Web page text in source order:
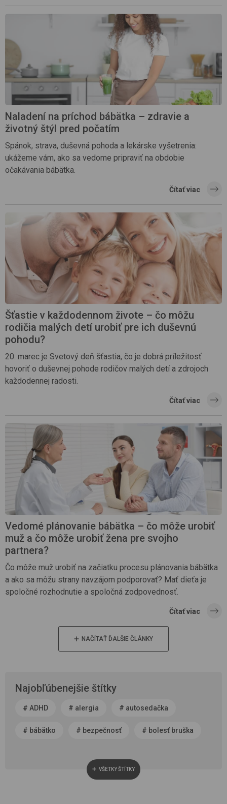
Naladení na príchod bábätka – zdravie a
životný štýl pred počatím
Spánok, strava, duševná pohoda a lekárske vyšetrenia:
ukážeme vám, ako sa vedome pripraviť na obdobie
očakávania bábätka.
Čítať viac
Šťastie v každodennom živote – čo môžu
rodičia malých detí urobiť pre ich duševnú
pohodu?
20. marec je Svetový deň šťastia, čo je dobrá príležitosť
hovoriť o duševnej pohode rodičov malých detí a zdrojoch
každodennej radosti.
Čítať viac
Vedomé plánovanie bábätka – čo môže urobiť
muž a čo môže urobiť žena pre svojho
partnera?
Čo môže muž urobiť na začiatku procesu plánovania bábätka
a ako sa môžu strany navzájom podporovať? Mať dieťa je
spoločné rozhodnutie a spoločná zodpovednosť.
Čítať viac
NAČÍTAŤ ĎALŠIE ČLÁNKY
Najobľúbenejšie štítky
# ADHD # alergia # autosedačka
# bábätko # bezpečnosť # bolesť bruška
# chôdza, vývoj chodidla
VŠETKY ŠTÍTKY